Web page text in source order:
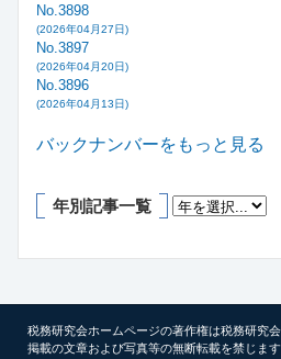
No.3898
(2026年04月27日)
No.3897
(2026年04月20日)
No.3896
(2026年04月13日)
バックナンバーをもっと見る
年別記事一覧
税務研究会ホームページの著作権は税務研究会
掲載の文章および写真等の無断転載を禁じます